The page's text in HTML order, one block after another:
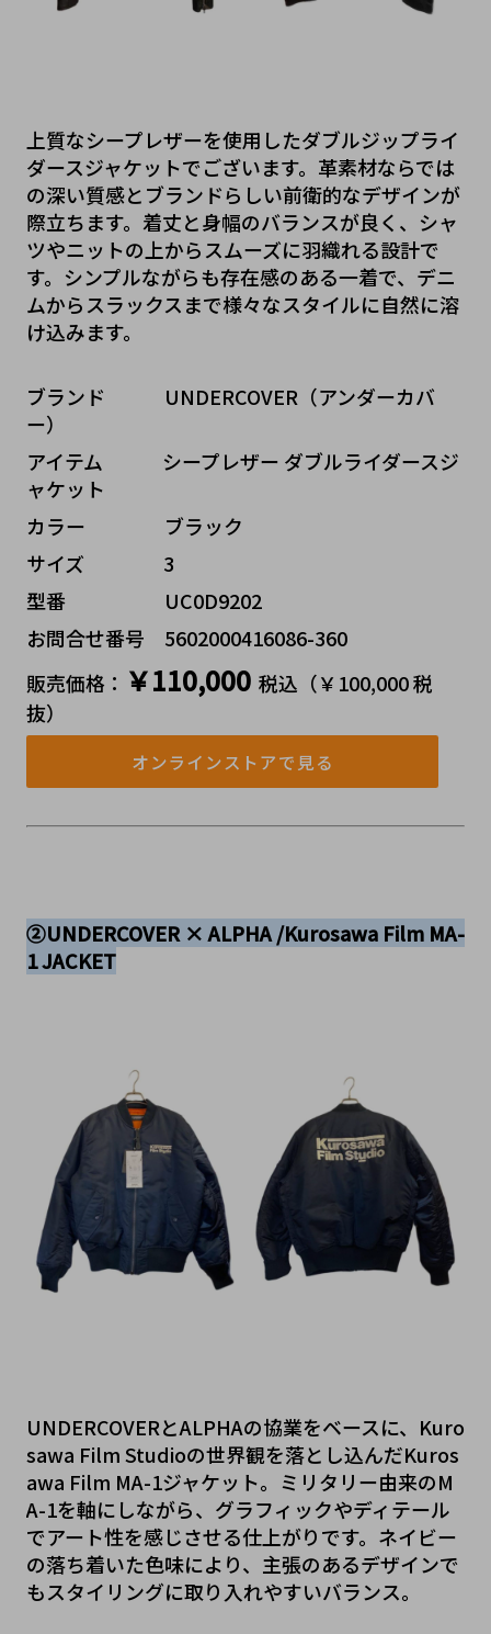
上質なシープレザーを使用したダブルジップライ
ダースジャケットでございます。革素材ならでは
の深い質感とブランドらしい前衛的なデザインが
際立ちます。着丈と身幅のバランスが良く、シャ
ツやニットの上からスムーズに羽織れる設計で
す。シンプルながらも存在感のある一着で、デニ
ムからスラックスまで様々なスタイルに自然に溶
け込みます。
ブランド   UNDERCOVER（アンダーカバ
ー）
アイテム   シープレザー ダブルライダースジ
ャケット
カラー    ブラック
サイズ    3
型番     UC0D9202
お問合せ番号 5602000416086-360
販売価格： ￥110,000 税込（￥100,000 税
抜）
オンラインストアで見る
②UNDERCOVER × ALPHA /Kurosawa Film MA-
1 JACKET
UNDERCOVERとALPHAの協業をベースに、Kuro
sawa Film Studioの世界観を落とし込んだKuros
awa Film MA-1ジャケット。ミリタリー由来のM
A-1を軸にしながら、グラフィックやディテール
でアート性を感じさせる仕上がりです。ネイビー
の落ち着いた色味により、主張のあるデザインで
もスタイリングに取り入れやすいバランス。